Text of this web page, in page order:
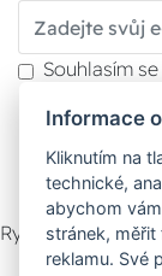
Souhlasím
Více
údajů .
Rychlý kontakt
Informace
Kliknutím na
technické,
abychom
stránek,
reklamu. Své